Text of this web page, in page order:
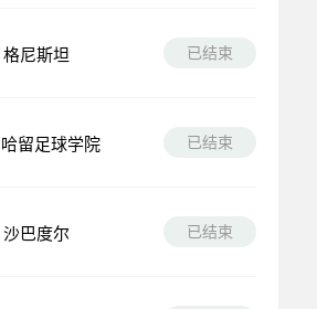
格尼斯坦 已结束
哈留足球学院 已结束
沙巴度尔 已结束